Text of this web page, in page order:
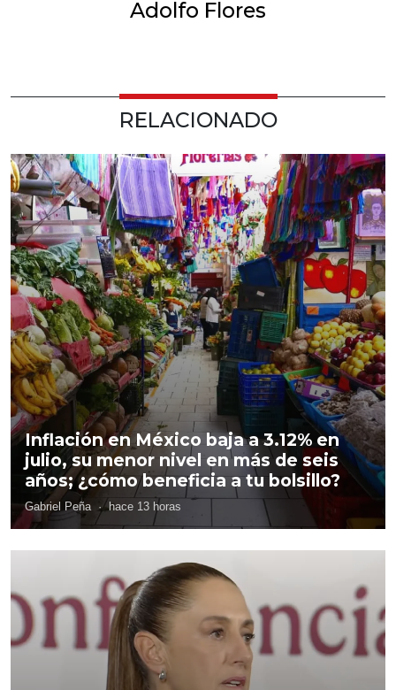
Adolfo Flores
RELACIONADO
Inflación en México baja a 3.12% en
julio, su menor nivel en más de seis
años; ¿cómo beneficia a tu bolsillo?
Gabriel Peña · hace 13 horas